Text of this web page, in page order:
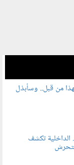
من قبل.. وسأبذل
الداخلية تكشف